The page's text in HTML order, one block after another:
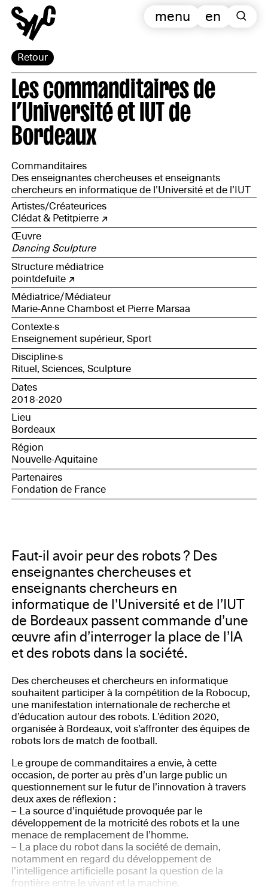
Retour
en
menu
Les commanditaires de
l’Université et IUT de
Bordeaux
Commanditaires
Des enseignantes chercheuses et enseignants
chercheurs en informatique de l’Université et de l’IUT
de Bordeaux
Artistes/Créateurices
Clédat & Petitpierre
Œuvre
Dancing Sculpture
Structure médiatrice
pointdefuite
Médiatrice/Médiateur
Marie-Anne Chambost et Pierre Marsaa
Contexte·s
Enseignement supérieur, Sport
Discipline·s
Rituel, Sciences, Sculpture
Dates
2018-2020
Lieu
Bordeaux
Région
Nouvelle-Aquitaine
Partenaires
Fondation de France
Faut-il avoir peur des robots ? Des
enseignantes chercheuses et
enseignants chercheurs en
informatique de l’Université et de l’IUT
de Bordeaux passent commande d’une
œuvre afin d’interroger la place de l’IA
et des robots dans la société.
Des chercheuses et chercheurs en informatique
souhaitent participer à la compétition de la Robocup,
une manifestation internationale de recherche et
d’éducation autour des robots. L’édition 2020,
organisée à Bordeaux, voit s’affronter des équipes de
robots lors de match de football.
Le groupe de commanditaires a envie, à cette
occasion, de porter au près d’un large public un
questionnement sur le futur de l’innovation à travers
deux axes de réflexion :
– La source d’inquiétude provoquée par le
développement de la motricité des robots et la une
menace de remplacement de l’homme.
– La place du robot dans la société de demain,
notamment en regard du développement de
l’intelligence artificielle posant la question de la
frontière entre le vivant et la machine.